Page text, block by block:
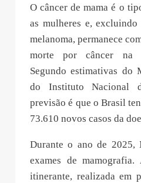
O câncer de mama é o
as mulheres e,
melanoma, permanece
morte por câncer na
Segundo estimativas do
do Instituto Nacional
previsão é que o Brasil
73.610 novos casos da
Durante o ano de 2025,
exames de
itinerante, realizada em